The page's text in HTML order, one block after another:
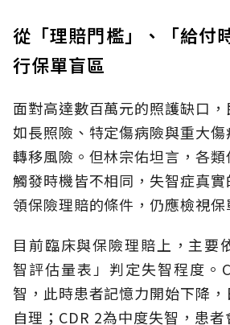
從「理賠門檻」、「給付
行保單盲區
面對高達數百萬元的照護缺口
如長照險、特定傷病險與重大
轉移風險。但林宗佑坦言，各
觸發時機皆不相同，失智症真
領保險理賠的條件，仍應檢視保
目前臨床與保險理賠上，主要
智評估量表」判定失智程度。
智，此時患者記憶力開始下降
自理；CDR 2為中度失智，患